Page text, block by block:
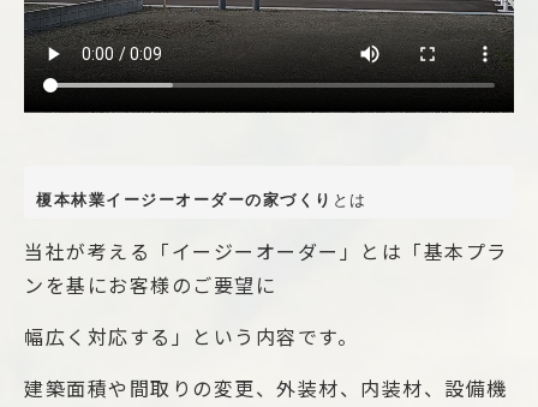
榎本林業イージーオーダーの家づくり とは
当社が考える「イージーオーダー」とは「基本プラ
ンを基にお客様のご要望に
幅広く対応する」という内容です。
建築面積や間取りの変更、外装材、内装材、設備機